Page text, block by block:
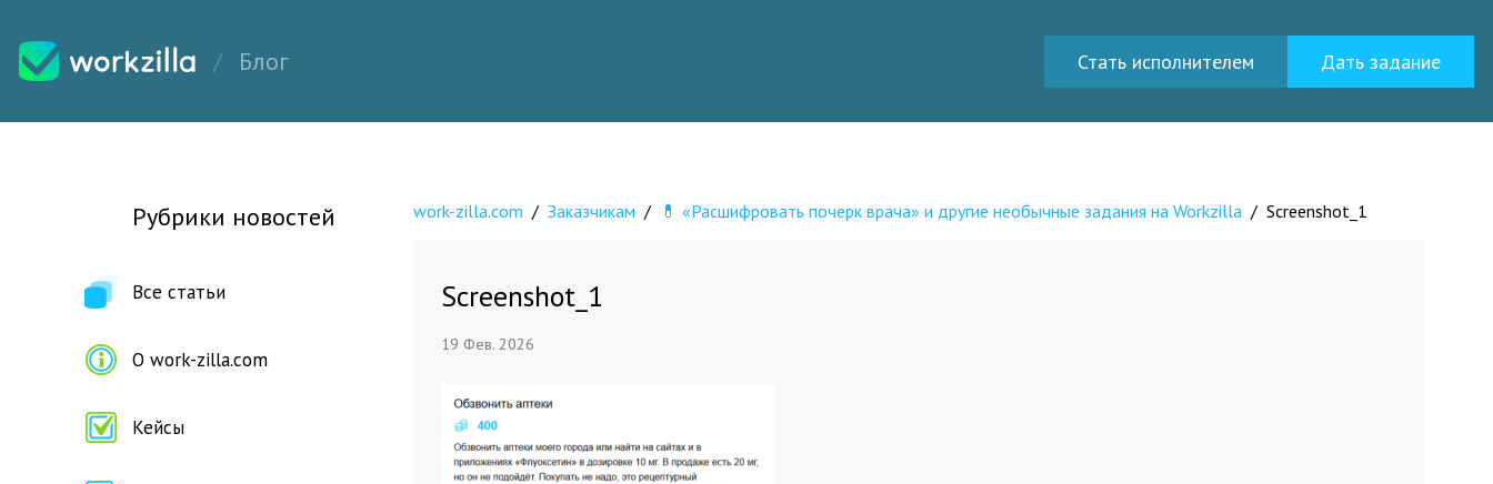
Блог Стать исполнителем Дать задание
Рубрики новостей
Все статьи
О work-zilla.com
Кейсы
work-zilla.com / Заказчикам / 💊 «Расшифровать почерк врача» и другие необычные задания на Workzilla / Screenshot_1
Screenshot_1
19 Фев. 2026